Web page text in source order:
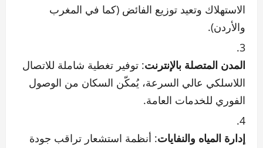
الاستهلاك وتعيد توزيع الفائض (كما في المغرب
والأردن).
المدن المتصلة بالإنترنت: توفير تغطية شاملة للاتصال
اللاسلكي عالي السرعة، يُمكّن السكان من الوصول
الفوري للخدمات العامة.
إدارة المياه والنفايات: أنظمة استشعار تراقب جودة